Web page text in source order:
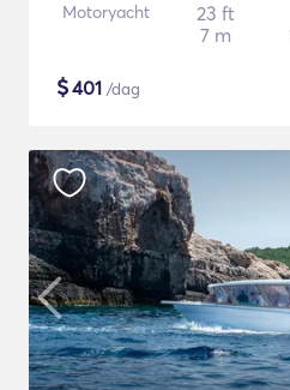
Motoryacht
23 ft
7 m
$401 /dag